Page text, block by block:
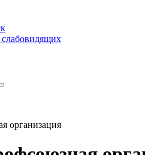
слабовидящих
организация